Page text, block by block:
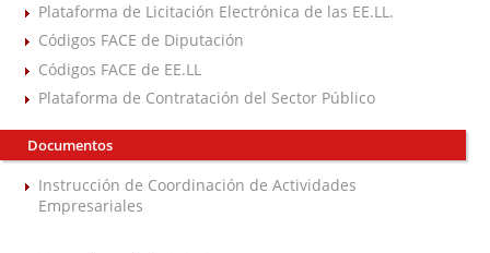
Plataforma de Licitación Electrónica de las EE.LL.
Códigos FACE de Diputación
Códigos FACE de EE.LL
Plataforma de Contratación del Sector Público
Documentos
Instrucción de Coordinación de Actividades
Empresariales